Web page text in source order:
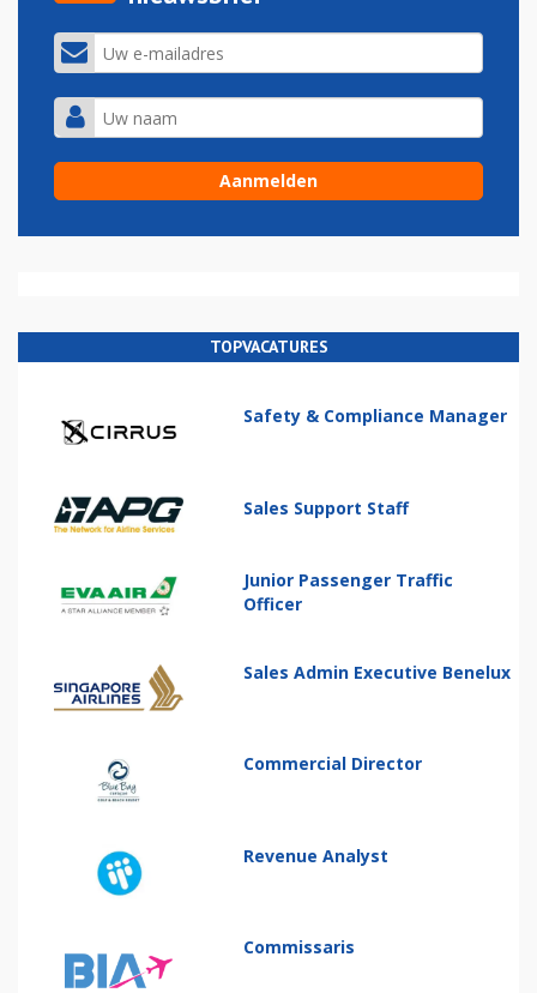
TOPVACATURES
Safety & Compliance Manager
Sales Support Staff
Junior Passenger Traffic
Officer
Sales Admin Executive Benelux
Commercial Director
Revenue Analyst
Commissaris